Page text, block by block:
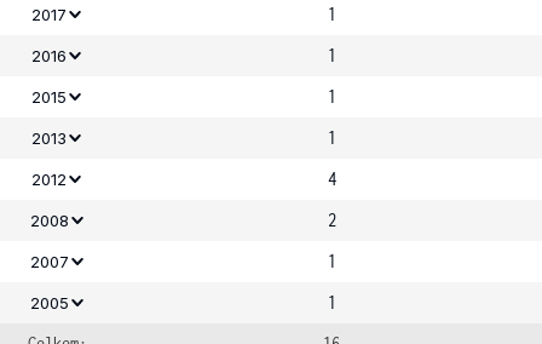
2017 1
2016 1
2015 1
2013 1
2012 4
2008 2
2007 1
2005
1